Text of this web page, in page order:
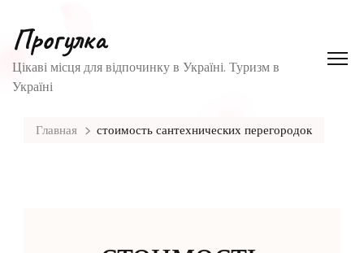
Прогулка
Цікаві місця для відпочинку в Україні. Туризм в
Україні
Главная стоимость сантехнических перегородок